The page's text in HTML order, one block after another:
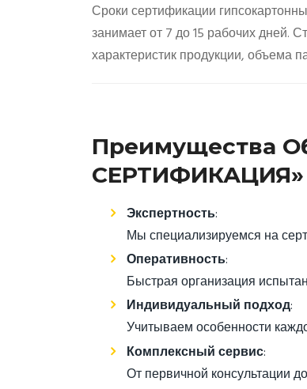
Сроки сертификации
занимает от 7 до 15 рабочих дней.
характеристик продукции, объема
Преимущества
СЕРТИФИКАЦИЯ»
Экспертность:
Мы специализируемся на
Оперативность:
Быстрая организация
Индивидуальный подход:
Учитываем особенности
Комплексный сервис:
От первичной консультации